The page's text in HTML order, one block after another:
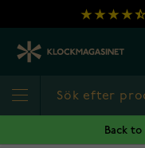
Hoppa till innehållet
Back